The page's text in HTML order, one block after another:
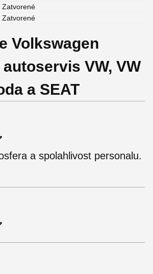
Zatvorené
Zatvorené
Volkswagen
autoservis VW, VW
a SEAT
a spolahlivost personalu.